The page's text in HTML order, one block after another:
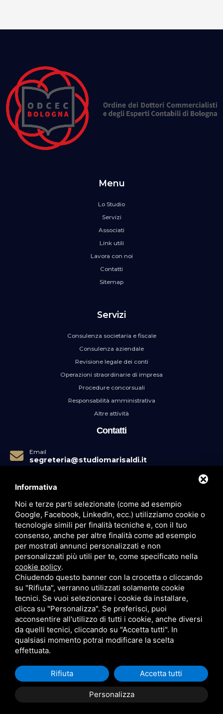
Menu
Lo Studio
Servizi
Associati
Link utili
Lavora con noi
Contatti
Sitemap
Servizi
Consulenza societaria e fiscale
Consulenza aziendale
Revisione legale dei conti
Operazioni straordinarie di impresa
Procedure concorsuali
Responsabilità amministrativa
Altre attività
Contatti
Email
segreteria@studiomarisaldi.it
39051235216
Indirizzo
Galleria Guglielmo Marconi, 1
40122 Bologna BO
P.IVA
03420890372
Questo sito è protetto da Google reCAPTCHA v3,Privacy
Policy eTerms of Servicedi Google.
Informativa
Noi e terze parti selezionate (come ad esempio
Google, Facebook, LinkedIn, ecc.) utilizziamo cookie o
tecnologie simili per finalità tecniche e, con il tuo
consenso, anche per altre finalità come ad esempio
per mostrati annunci personalizzati e non
personalizzati più utili per te, come specificato nella
cookie policy.
Chiudendo questo banner con la crocetta o cliccando
su "Rifiuta", verranno utilizzati solamente cookie
tecnici. Se vuoi selezionare i cookie da installare,
clicca su "Personalizza". Se preferisci, puoi
acconsentire all'utilizzo di tutti i cookie, anche diversi
da quelli tecnici, cliccando su "Accetta tutti". In
qualsiasi momento potrai modificare la scelta
effettuata.
Personalizza
Rifiuta Accetta tutti